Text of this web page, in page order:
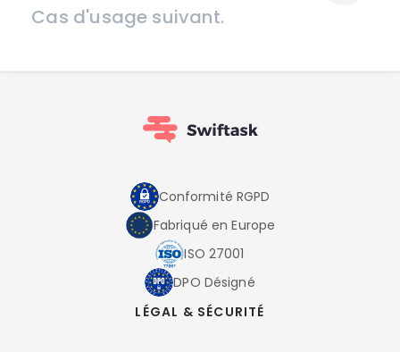
Cas d'usage suivant.
Conformité RGPD
Fabriqué en Europe
ISO 27001
DPO Désigné
LÉGAL & SÉCURITÉ